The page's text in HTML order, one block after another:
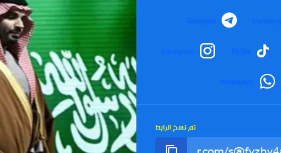
Telegram
TikTok
Instagram
WhatsApp
تم نسخ الرابط